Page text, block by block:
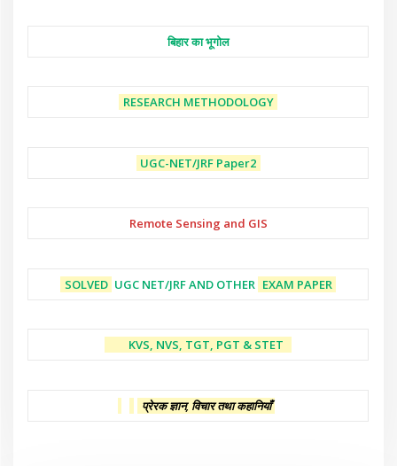
बिहार का भूगोल
RESEARCH METHODOLOGY
UGC-NET/JRF Paper2
Remote Sensing and GIS
SOLVED UGC NET/JRF AND OTHER EXAM PAPER
KVS, NVS, TGT, PGT & STET
प्रेरक ज्ञान, विचार तथा कहानियाँ